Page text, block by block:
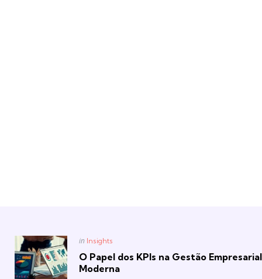
Posted
in Insights
O Papel dos KPIs na Gestão Empresarial
Moderna